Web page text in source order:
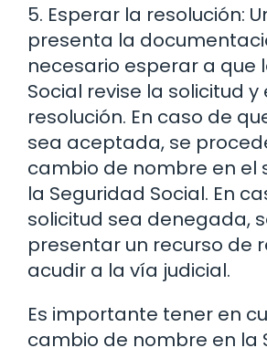
5. Esperar la resolución:
presenta la
necesario esperar a que
Social revise la solicitud
resolución. En caso de
sea aceptada, se
cambio de nombre en el
la Seguridad Social. En
solicitud sea denegada,
presentar un recurso de
acudir a la vía judicial.
Es importante tener en
cambio de nombre en la